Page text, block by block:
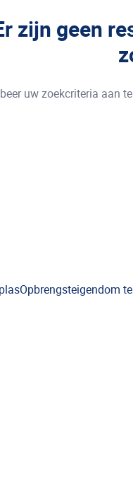
zijn geen
uw zoekcriteria aan
Opbrengsteigendom